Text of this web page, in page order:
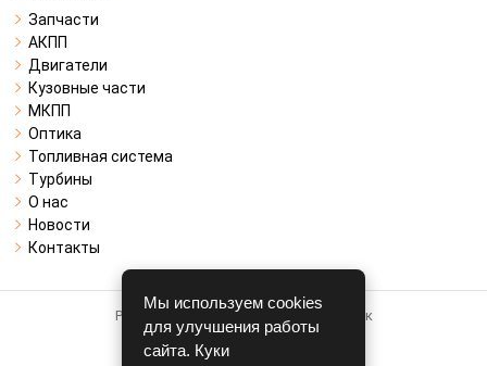
Запчасти
АКПП
Двигатели
Кузовные части
МКПП
Оптика
Топливная система
Турбины
О нас
Новости
Контакты
Работает на системе для авторазборок
CARRO.БИЗНЕС
Мы используем cookies
для улучшения работы
сайта. Куки